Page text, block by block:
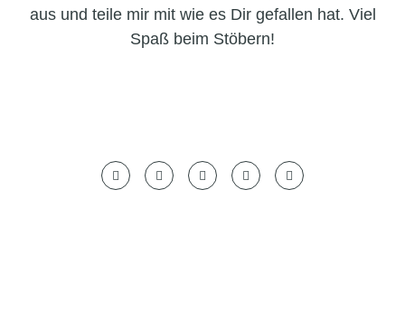
aus und teile mir mit wie es Dir gefallen hat. Viel
Spaß beim Stöbern!